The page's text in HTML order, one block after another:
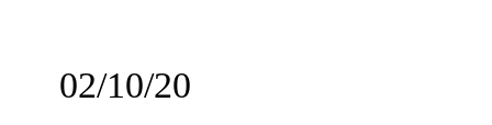
02/10/20